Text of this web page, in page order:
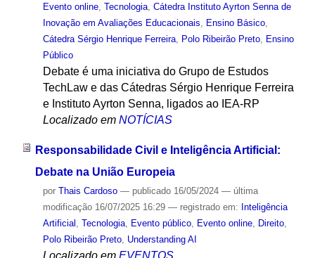
Evento online, Tecnologia, Cátedra Instituto Ayrton Senna de
Inovação em Avaliações Educacionais
Ensino Básico,
Cátedra Sérgio Henrique Ferreira, Polo Ribeirão Preto,
Ensino
Público
Debate é uma iniciativa do Grupo de Estudos
TechLaw e das Cátedras Sérgio Henrique Ferreira
e Instituto Ayrton Senna, ligados ao IEA-RP
Localizado em NOTÍCIAS
Responsabilidade Civil e Inteligência Artificial:
Debate na União Europeia
por Thais Cardoso — publicado16/05/2024 — última
modificação16/07/2025 16:29 — registrado em: Inteligência
Artificial Tecnologia, Evento público, Evento online, Direito,
Polo Ribeirão Preto, Understanding AI
Localizado em EVENTOS